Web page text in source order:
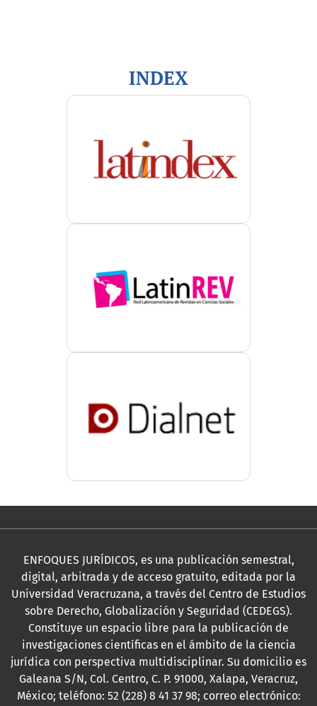
INDEX
ENFOQUES JURÍDICOS, es una publicación semestral,
digital, arbitrada y de acceso gratuito, editada por la
Universidad Veracruzana, a través del Centro de Estudios
sobre Derecho, Globalización y Seguridad (CEDEGS).
Constituye un espacio libre para la publicación de
investigaciones científicas en el ámbito de la ciencia
jurídica con perspectiva multidisciplinar. Su domicilio es
Galeana S/N, Col. Centro, C. P. 91000, Xalapa, Veracruz,
México; teléfono: 52 (228) 8 41 37 98; correo electrónico: